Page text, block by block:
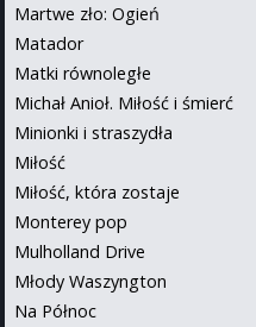
Martwe zło: Ogień
Matador
Matki równoległe
Michał Anioł. Miłość i śmierć
Minionki i straszydła
Miłość
Miłość, która zostaje
Monterey pop
Mulholland Drive
Młody Waszyngton
Na Północ